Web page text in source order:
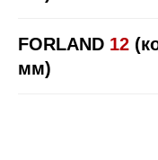
FORLAND 12
мм)